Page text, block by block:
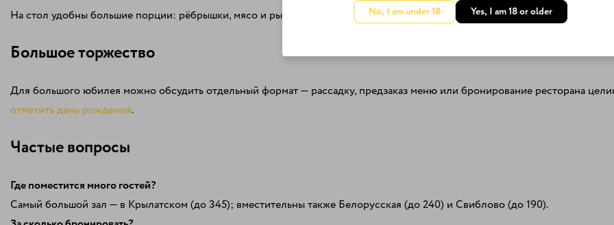
На стол удобны большие порции: рёбрышки, мясо и рыба с гриля, сеты закусок. Удобно взять блюда на компанию . По
Большое торжество
Для большого юбилея можно обсудить отдельный формат — рассадку, предзаказ меню или бронирование ресторана
отметить день рождения.
Частые вопросы
Где поместится много гостей?
Самый большой зал — в Крылатском (до 345); вместительны также Белорусская (до 240) и Свиблово (до 190).
No, I am under 18 Yes, I am 18 or older